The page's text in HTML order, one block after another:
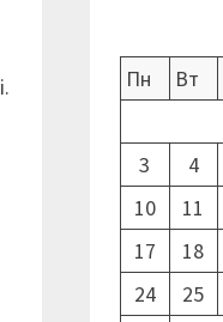
Пн
Вт
3
4
10
11
17
18
24
25